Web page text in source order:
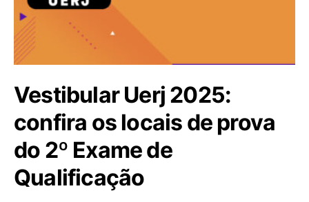
Vestibular Uerj 2025:
confira os locais de prova
do 2º Exame de
Qualificação